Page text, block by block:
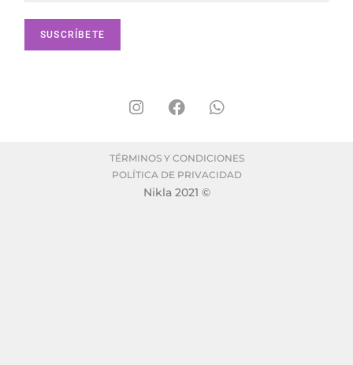
TÉRMINOS Y CONDICIONES
POLÍTICA DE PRIVACIDAD
Nikla 2021 ©